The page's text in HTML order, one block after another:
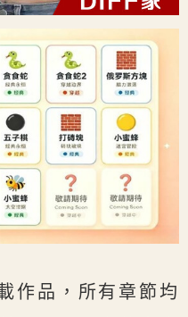
作品，所有章節均